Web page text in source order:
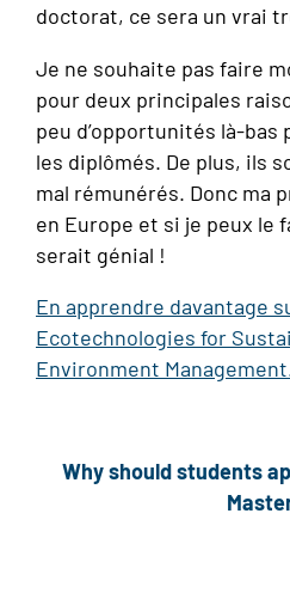
doctorat, ce sera un vrai
Je ne souhaite pas faire
pour deux principales
peu d’opportunités là-
les diplômés. De plus, ils
mal rémunérés. Donc ma
en Europe et si je peux le
serait génial !
En apprendre davantage
Ecotechnologies for
Environment
Why should students